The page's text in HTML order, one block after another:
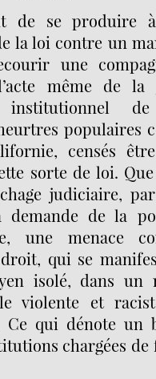
de se produire
la loi contre un
une
même de la
institutionnel
populaires
censés
sorte de loi.
judiciaire,
de la
une menace
qui se
isolé, dans un
violente et
Ce qui dénote un
chargées